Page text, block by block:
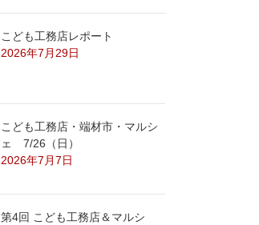
こども工務店レポート
2026年7月29日
こども工務店・端材市・マルシ
ェ 7/26（日）
2026年7月7日
第4回 こども工務店＆マルシ